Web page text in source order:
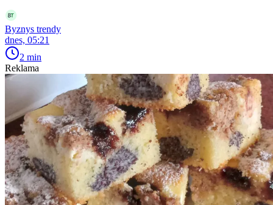
Byznys trendy
dnes, 05:21
2 min
Reklama